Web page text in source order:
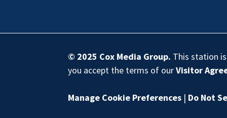
© 2025 Cox Media Group. This station
you accept the terms of ourVisitor
Manage Cookie Preferences | Do Not